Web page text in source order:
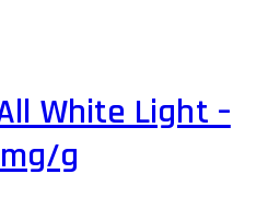
White Light –
g